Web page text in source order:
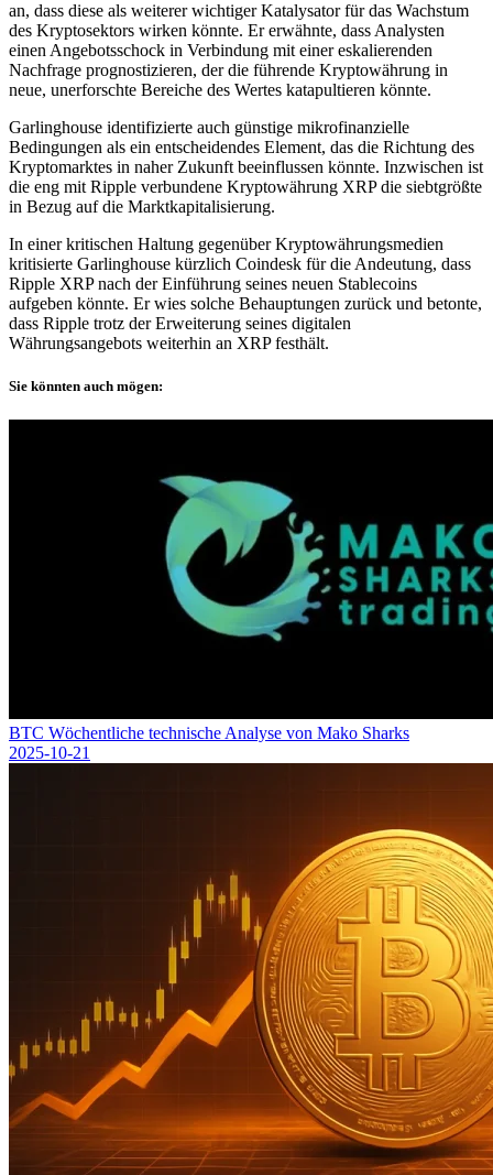
an, dass diese als weiterer wichtiger Katalysator für das Wachstum
des Kryptosektors wirken könnte. Er erwähnte, dass Analysten
einen Angebotsschock in Verbindung mit einer eskalierenden
Nachfrage prognostizieren, der die führende Kryptowährung in
neue, unerforschte Bereiche des Wertes katapultieren könnte.
Garlinghouse identifizierte auch günstige mikrofinanzielle
Bedingungen als ein entscheidendes Element, das die Richtung des
Kryptomarktes in naher Zukunft beeinflussen könnte. Inzwischen ist
die eng mit Ripple verbundene Kryptowährung XRP die siebtgrößte
in Bezug auf die Marktkapitalisierung.
In einer kritischen Haltung gegenüber Kryptowährungsmedien
kritisierte Garlinghouse kürzlich Coindesk für die Andeutung, dass
Ripple XRP nach der Einführung seines neuen Stablecoins
aufgeben könnte. Er wies solche Behauptungen zurück und betonte,
dass Ripple trotz der Erweiterung seines digitalen
Währungsangebots weiterhin an XRP festhält.
Sie könnten auch mögen:
BTC Wöchentliche technische Analyse von Mako Sharks
2025-10-21